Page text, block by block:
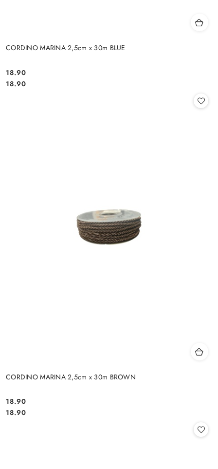
CORDINO MARINA 2,5cm x 30m BLUE
Cena:
18.90
Cena:
18.90
CORDINO MARINA 2,5cm x 30m BROWN
Cena:
18.90
Cena:
18.90